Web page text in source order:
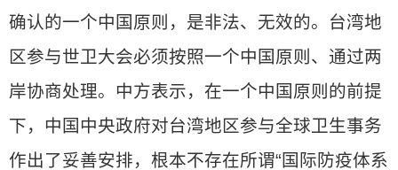
确认的一个中国原则，是非法、无效的。台湾地
区参与世卫大会必须按照一个中国原则、通过两
岸协商处理。中方表示，在一个中国原则的前提
下，中国中央政府对台湾地区参与全球卫生事务
作出了妥善安排，根本不存在所谓“国际防疫体系